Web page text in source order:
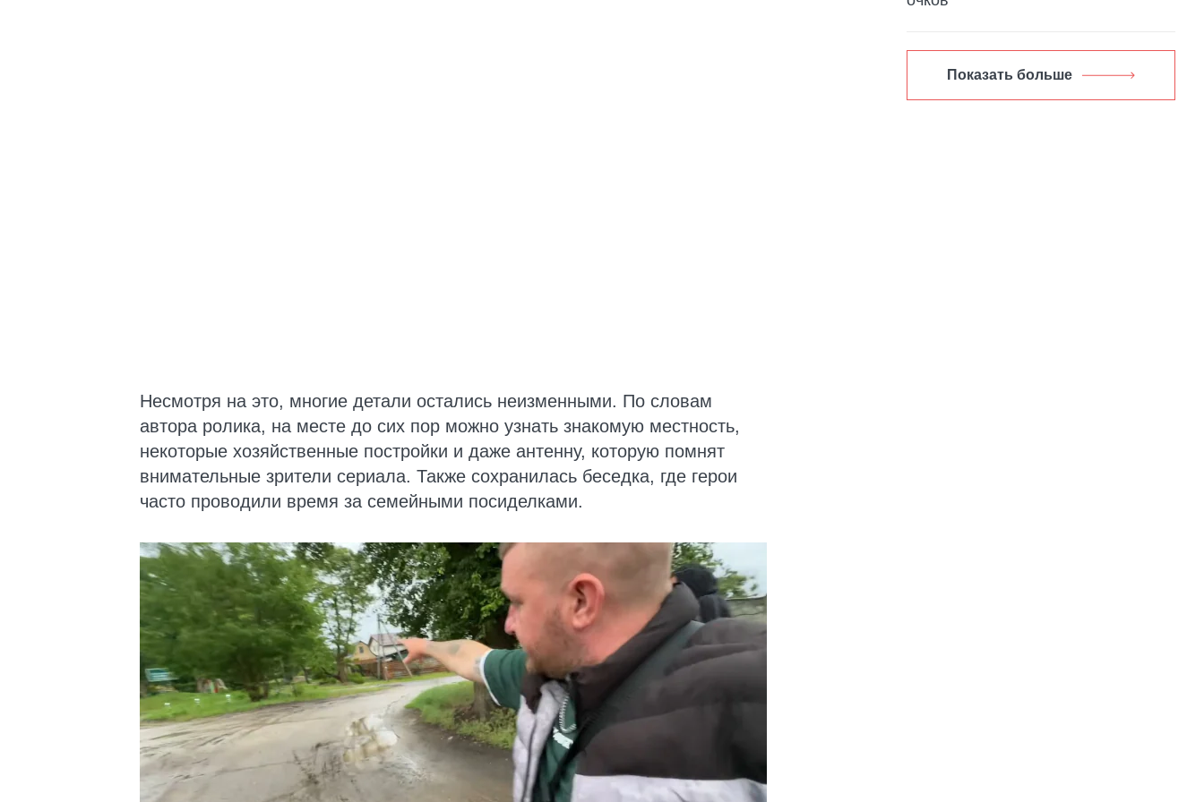
Несмотря на это, многие детали остались неизменными. По словам
автора ролика, на месте до сих пор можно узнать знакомую местность,
некоторые хозяйственные постройки и даже антенну, которую помнят
внимательные зрители сериала. Также сохранилась беседка, где герои
часто проводили время за семейными посиделками.
Показать больше